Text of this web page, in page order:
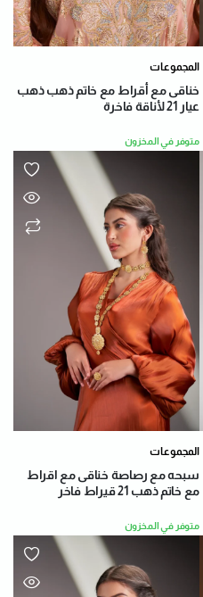
المجموعات
خناقى مع أقراط مع خاتم ذهب ذهب
عيار 21 لأناقة فاخرة
متوفر في المخزون
المجموعات
سبحه مع رصاصة خناقى مع اقراط
مع خاتم ذهب 21 قيراط فاخر
متوفر في المخزون